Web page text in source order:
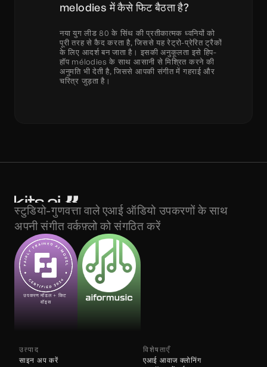
melodies में कैसे फिट बैठता है?
नया युग लीड 80 के सिंथ की प्रतीकात्मक ध्वनियों को
पूरी तरह से कैद करता है, जिससे यह रेट्रो-प्रेरित ट्रैकों
के लिए आदर्श बन जाता है। इसकी अनुकूलता इसे हिप-
हॉप mélodies के साथ आसानी से मिश्रित करने की
अनुमति भी देती है, जिससे आपकी संगीत में गहराई और
चरित्र जुड़ता है।
स्टुडियो-गुणवत्ता वाले एआई ऑडियो उपकरणों के साथ
अपनी संगीत वर्कफ़्लो को संगठित करें
उपकरण मॉडल + किट
वॉइस
उत्पाद
साइन अप करें
विशेषताएँ
एआई आवाज क्लोनिंग